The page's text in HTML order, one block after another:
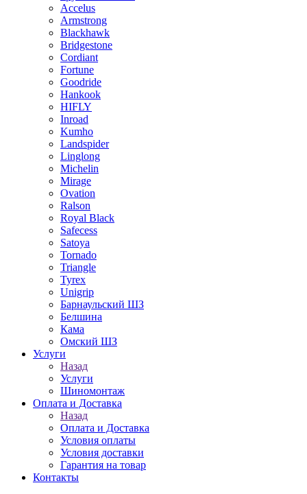
Accelus
Armstrong
Blackhawk
Bridgestone
Cordiant
Fortune
Goodride
Hankook
HIFLY
Inroad
Kumho
Landspider
Linglong
Michelin
Mirage
Ovation
Ralson
Royal Black
Safecess
Satoya
Tornado
Triangle
Tyrex
Unigrip
Барнаульский ШЗ
Белшина
Кама
Омский ШЗ
Услуги
Назад
Услуги
Шиномонтаж
Оплата и Доставка
Назад
Оплата и Доставка
Условия оплаты
Условия доставки
Гарантия на товар
Контакты